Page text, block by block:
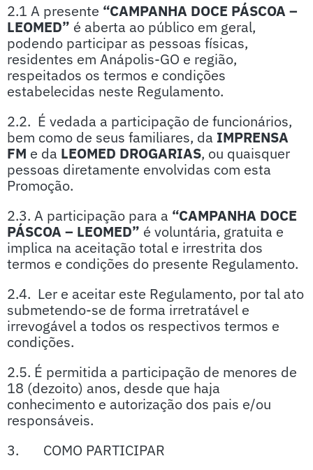
2.1 A presente “CAMPANHA DOCE PÁSCOA –
LEOMED” é aberta ao público em geral,
podendo participar as pessoas físicas,
residentes em Anápolis-GO e região,
respeitados os termos e condições
estabelecidas neste Regulamento.
2.2. É vedada a participação de funcionários,
bem como de seus familiares, da IMPRENSA
FM e da LEOMED DROGARIAS, ou quaisquer
pessoas diretamente envolvidas com esta
Promoção.
2.3. A participação para a “CAMPANHA DOCE
PÁSCOA – LEOMED” é voluntária, gratuita e
implica na aceitação total e irrestrita dos
termos e condições do presente Regulamento.
2.4. Ler e aceitar este Regulamento, por tal ato
submetendo-se de forma irretratável e
irrevogável a todos os respectivos termos e
condições.
2.5. É permitida a participação de menores de
18 (dezoito) anos, desde que haja
conhecimento e autorização dos pais e/ou
responsáveis.
3. COMO PARTICIPAR